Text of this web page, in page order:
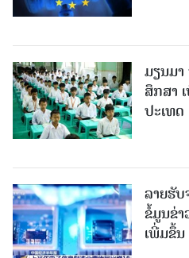
ມຽນມ
ສຶກສາ
ປະເທດ
ລາຍ​ຮັ
ຂໍ້ມູນຂ່າ
ເພີ່ມຂຶ້